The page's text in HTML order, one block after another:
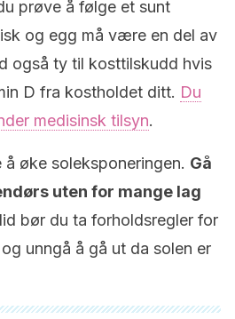
prøve å følge et sunt
og egg må være en del av
også ty til kosttilskudd hvis
D fra kostholdet ditt. Du
medisinsk tilsyn.
øke soleksponeringen. Gå
uten for mange lag
bør du ta forholdsregler for
unngå å gå ut da solen er